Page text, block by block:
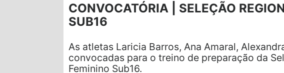
CONVOCATÓRIA | SELEÇÃO
SUB16
As atletas Laricia Barros, Ana Amaral,
convocadas para o treino de preparação da
Feminino Sub16.